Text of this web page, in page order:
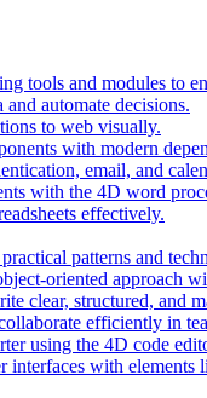
tools and modules to
automate decisions.
to web visually.
with modern
email, and
with the 4D word
effectively.
patterns and
oriented approach
clear, structured, and
efficiently in
using the 4D code
interfaces with